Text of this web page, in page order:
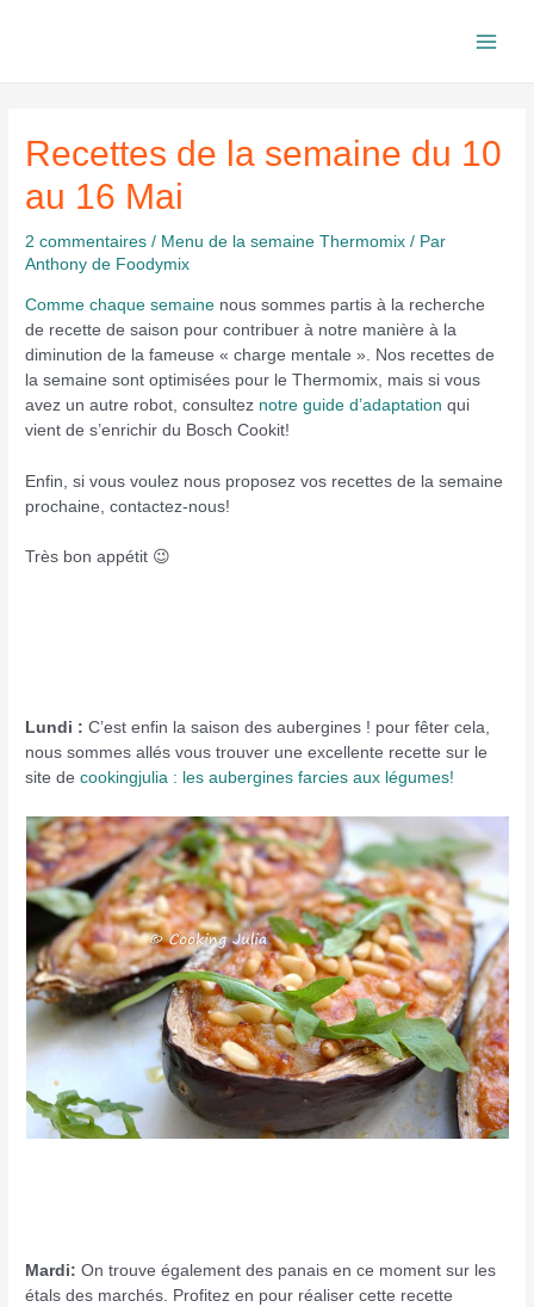
Recettes de la semaine du 10
au 16 Mai
2 commentaires / Menu de la semaine Thermomix / Par
Anthony de Foodymix
Comme chaque semaine nous sommes partis à la recherche
de recette de saison pour contribuer à notre manière à la
diminution de la fameuse « charge mentale ». Nos recettes de
la semaine sont optimisées pour le Thermomix, mais si vous
avez un autre robot, consultez notre guide d’adaptationqui
vient de s’enrichir du Bosch Cookit!
Enfin, si vous voulez nous proposez vos recettes de la semaine
prochaine, contactez-nous!
Très bon appétit 😉
Lundi : C’est enfin la saison des aubergines ! pour fêter cela,
nous sommes allés vous trouver une excellente recette sur le
site decookingjulia : les aubergines farcies aux légumes!
Mardi: On trouve également des panais en ce moment sur les
étals des marchés. Profitez en pour réaliser cette recette